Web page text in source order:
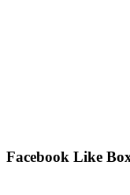
Facebook Like